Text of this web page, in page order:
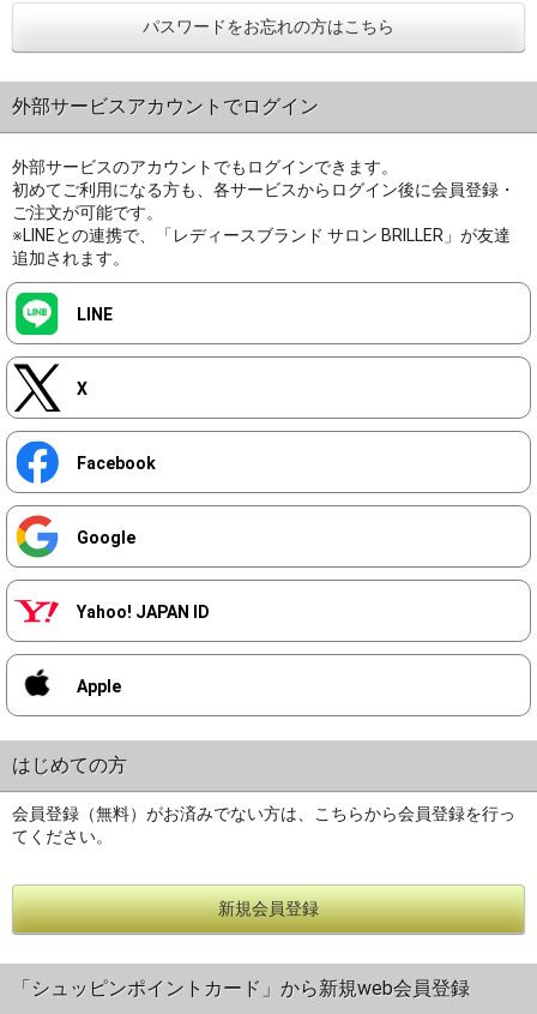
パスワードをお忘れの方はこちら
外部サービスアカウントでログイン
外部サービスのアカウントでもログインできます。
初めてご利用になる方も、各サービスからログイン後に会員登録・
ご注文が可能です。
※LINEとの連携で、「レディースブランド サロン BRILLER」が友達
追加されます。
LINE
X
Facebook
Google
Yahoo! JAPAN ID
Apple
はじめての方
会員登録（無料）がお済みでない方は、こちらから会員登録を行っ
てください。
新規会員登録
「シュッピンポイントカード」から新規web会員登録